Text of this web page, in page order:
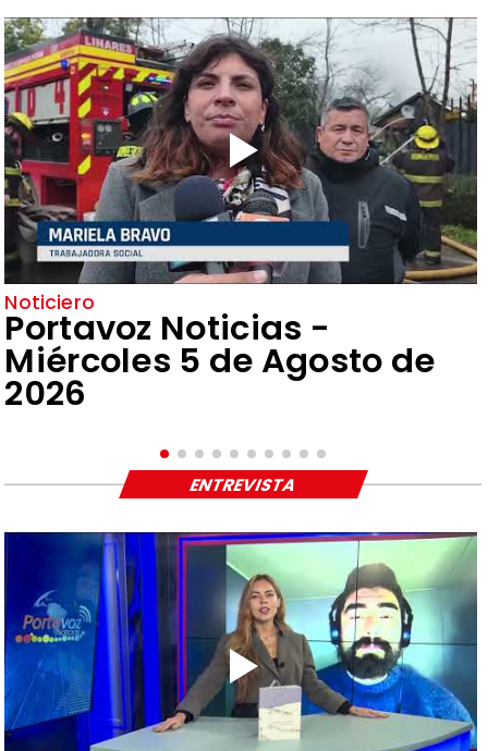
Noticiero
Portavoz Noticias -
Miércoles 5 de Agosto de
2026
ENTREVISTA